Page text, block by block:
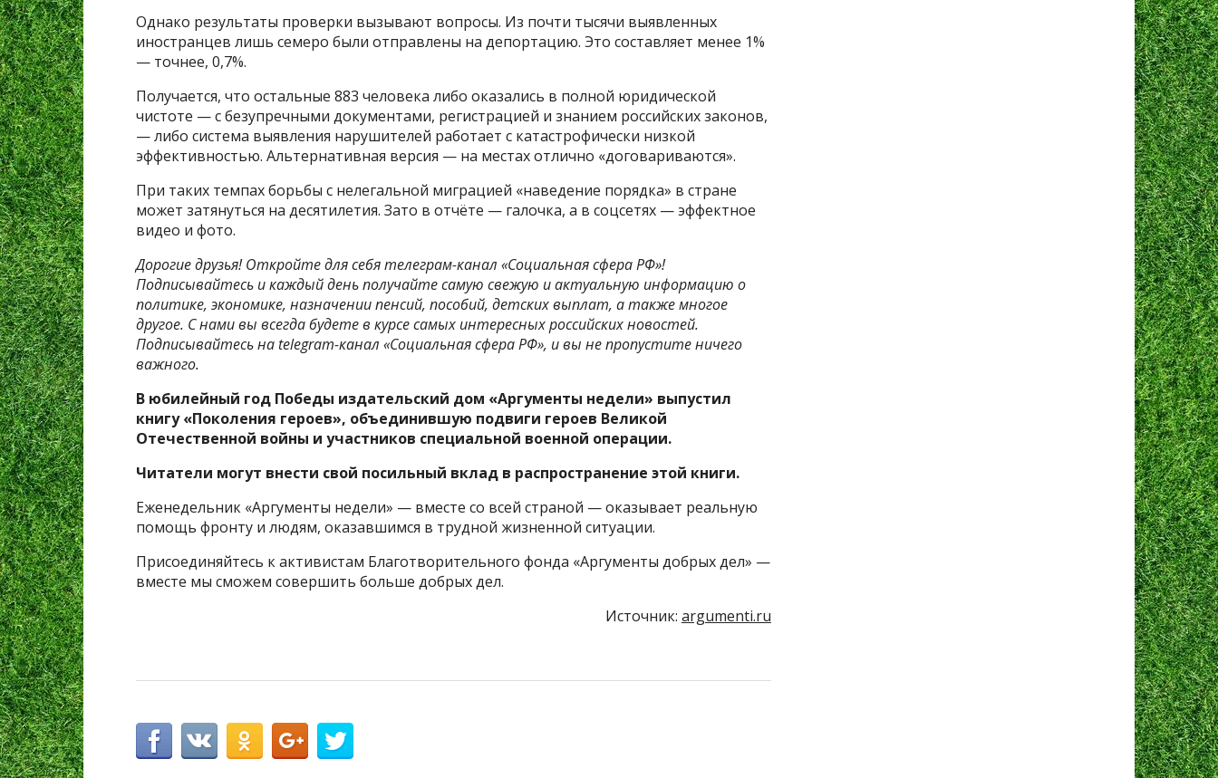
Однако результаты проверки вызывают вопросы. Из почти тысячи выявленных
иностранцев лишь семеро были отправлены на депортацию. Это составляет менее 1%
— точнее, 0,7%.
Получается, что остальные 883 человека либо оказались в полной юридической
чистоте — с безупречными документами, регистрацией и знанием российских законов,
— либо система выявления нарушителей работает с катастрофически низкой
эффективностью. Альтернативная версия — на местах отлично «договариваются».
При таких темпах борьбы с нелегальной миграцией «наведение порядка» в стране
может затянуться на десятилетия. Зато в отчёте — галочка, а в соцсетях — эффектное
видео и фото.
Дорогие друзья! Откройте для себя телеграм-канал «Социальная сфера РФ»!
Подписывайтесь и каждый день получайте самую свежую и актуальную информацию о
политике, экономике, назначении пенсий, пособий, детских выплат, а также многое
другое. С нами вы всегда будете в курсе самых интересных российских новостей.
Подписывайтесь на telegram-канал «Социальная сфера РФ», и вы не пропустите ничего
важного.
В юбилейный год Победы издательский дом «Аргументы недели» выпустил
книгу «Поколения героев», объединившую подвиги героев Великой
Отечественной войны и участников специальной военной операции.
Читатели могут внести свой посильный вклад в распространение этой книги.
Еженедельник «Аргументы недели» — вместе со всей страной — оказывает реальную
помощь фронту и людям, оказавшимся в трудной жизненной ситуации.
Присоединяйтесь к активистам Благотворительного фонда «Аргументы добрых дел» —
вместе мы сможем совершить больше добрых дел.
Источник: argumenti.ru